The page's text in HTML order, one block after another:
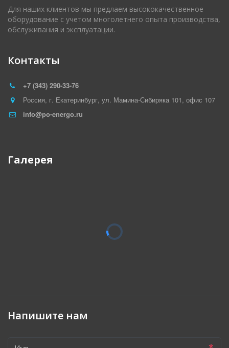
Для наших клиентов мы предлаем высококачественное
оборудование с учетом многолетнего опыта производства,
обслуживания и эксплуатации.
Контакты
+7 (343) 290-33-76
Россия, г. Екатеринбург, ул. Мамина-Сибиряка 101, офис 107
info@po-energo.ru
Галерея
Напишите нам